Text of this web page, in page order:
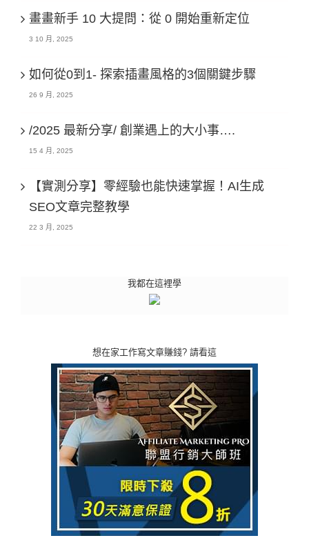
畫畫新手 10 大提問：從 0 開始重新定位
3 10 月, 2025
如何從0到1- 探索插畫風格的3個關鍵步驟
26 9 月, 2025
/2025 最新分享/ 創業遇上的大小事….
15 4 月, 2025
【實測分享】零經驗也能快速掌握！AI生成
SEO文章完整教學
22 3 月, 2025
我都在這裡學
想在家工作寫文章賺錢? 請看這